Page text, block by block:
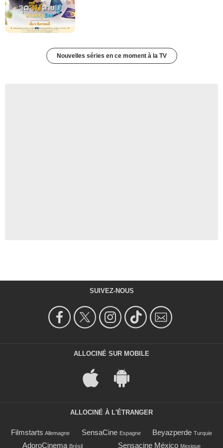
Nouvelles séries en ce moment à la TV
SUIVEZ-NOUS
ALLOCINÉ SUR MOBILE
ALLOCINÉ À L'ÉTRANGER
Filmstarts Allemagne SensaCine Espagne Beyazperde Turquie
AdoroCinema Brésil Sensacine México Mexique